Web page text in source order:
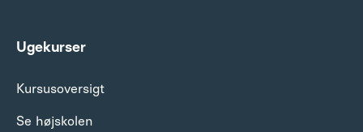
Ugekurser
Kursusoversigt
Se højskolen